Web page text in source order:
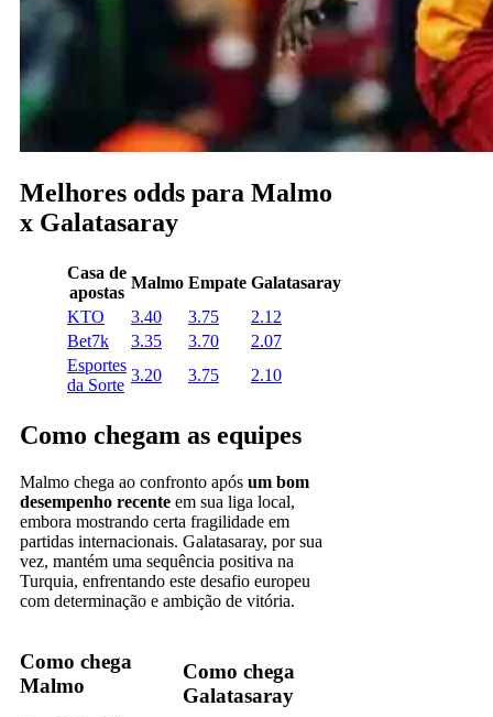
Melhores odds para Malmo
x Galatasaray
Casa de
apostas
Malmo Empate Galatasaray
KTO
3.40 3.75
2.12
Bet7k
3.35 3.70
2.07
Esportes
da Sorte
3.20 3.75 2.10
Como chegam as equipes
Malmo chega ao confronto após um bom
desempenho recente em sua liga local,
embora mostrando certa fragilidade em
partidas internacionais. Galatasaray, por sua
vez, mantém uma sequência positiva na
Turquia, enfrentando este desafio europeu
com determinação e ambição de vitória.
Como chega
Malmo
Como chega
Galatasaray